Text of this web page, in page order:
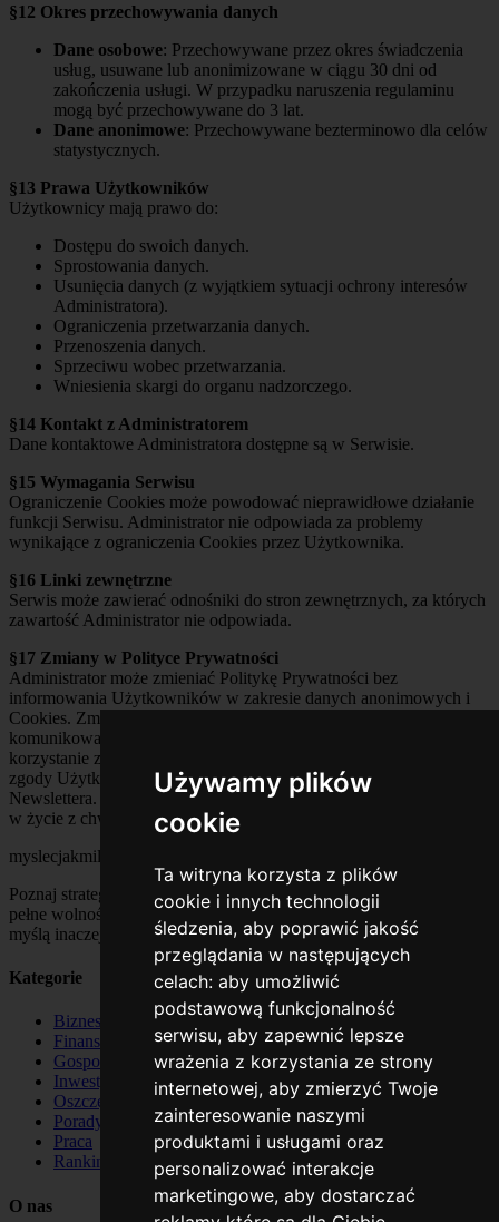
Używamy plików
cookie
Ta witryna korzysta z plików
cookie i innych technologii
śledzenia, aby poprawić jakość
przeglądania w następujących
celach: aby umożliwić
podstawową funkcjonalność
serwisu, aby zapewnić lepsze
wrażenia z korzystania ze strony
internetowej, aby zmierzyć Twoje
zainteresowanie naszymi
produktami i usługami oraz
personalizować interakcje
marketingowe, aby dostarczać
§12 Okres przechowywania danych
Dane osobowe: Przechowywane przez okres świadczenia
usług, usuwane lub anonimizowane w ciągu 30 dni od
zakończenia usługi. W przypadku naruszenia regulaminu
mogą być przechowywane do 3 lat.
Dane anonimowe: Przechowywane bezterminowo dla celów
statystycznych.
§13 Prawa Użytkowników
Użytkownicy mają prawo do:
Dostępu do swoich danych.
Sprostowania danych.
Usunięcia danych (z wyjątkiem sytuacji ochrony interesów
Administratora).
Ograniczenia przetwarzania danych.
Przenoszenia danych.
Sprzeciwu wobec przetwarzania.
Wniesienia skargi do organu nadzorczego.
§14 Kontakt z Administratorem
Dane kontaktowe Administratora dostępne są w Serwisie.
§15 Wymagania Serwisu
Ograniczenie Cookies może powodować nieprawidłowe działanie
funkcji Serwisu. Administrator nie odpowiada za problemy
wynikające z ograniczenia Cookies przez Użytkownika.
§16 Linki zewnętrzne
Serwis może zawierać odnośniki do stron zewnętrznych, za których
zawartość Administrator nie odpowiada.
§17 Zmiany w Polityce Prywatności
Administrator może zmieniać Politykę Prywatności bez
informowania Użytkowników w zakresie danych anonimowych i
Cookies. Zmiany dotyczące danych osobowych będą
komunikowane Użytkownikom (e-mail, do 7 dni). Dalsze
korzystanie z Serwisu oznacza akceptację zmian. W razie braku
zgody Użytkownik powinien usunąć konto lub wypisać się z
Newslettera. Zmiany są publikowane na stronie Serwisu i wchodzą
w życie z chwilą publikacji.
myslecjakmilionerzy
Poznaj strategie milionerów, rozwijaj mindset sukcesu i buduj życie
pełne wolności finansowej. Dołącz do społeczności ludzi, którzy
myślą inaczej – myśl jak milioner!
Kategorie
Biznes
Finanse
Gospodarka
Inwestycje
Oszczędzanie
Porady
Praca
Rankingi
O nas